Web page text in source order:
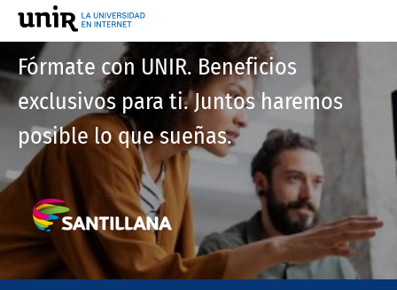
Fórmate con UNIR. Beneficios
exclusivos para ti. Juntos haremos
posible lo que sueñas.